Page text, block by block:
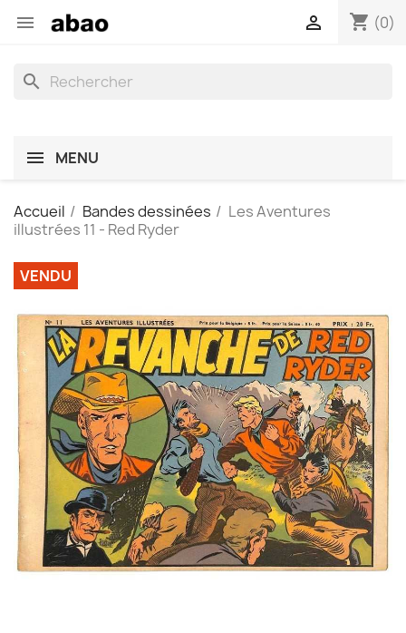
 shopping_cart (0)

search
MENU
Accueil Bandes dessinées
Les Aventures
illustrées 11 - Red Ryder
VENDU